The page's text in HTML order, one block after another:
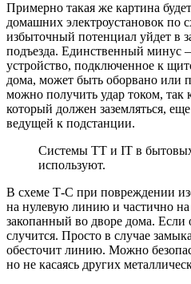
Примерно такая же картина
домашних электроустановок по
избыточный потенциал уйдет в
подъезда. Единственный минус
устройство, подключенное к
дома, может быть оборвано или
можно получить удар током,
который должен заземляться,
ведущей к подстанции.
Системы TT и IT в
используют.
В схеме Т-С при повреждении
на нулевую линию и частично
закопанный во дворе дома. Если
случится. Просто в случае
обесточит линию. Можно
но не касаясь других